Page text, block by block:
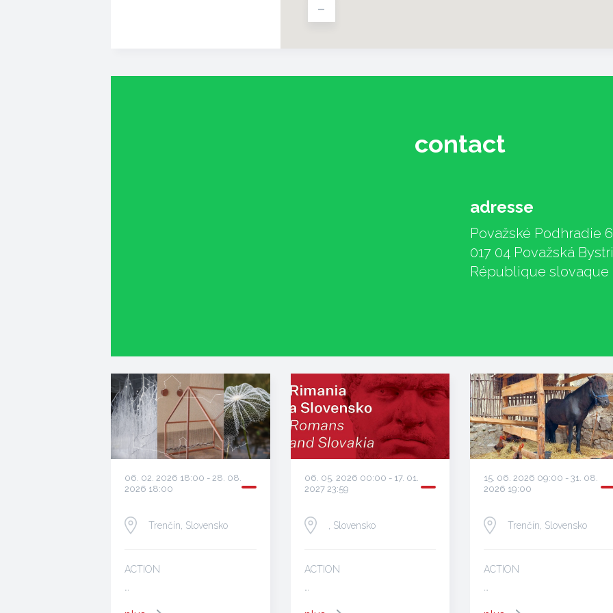
-
contact
adresse
Považské Podhradie 6
017 04 Považská
République slovaque
06. 02. 2026 18:00 - 28. 08.
2026 18:00
Trenčín, Slovensko
ACTION
…
06. 05. 2026 00:00 - 17. 01.
2027 23:59
, Slovensko
ACTION
…
15. 06. 2026 09:00 - 31. 08.
2026 19:00
Trenčín, Slovensko
ACTION